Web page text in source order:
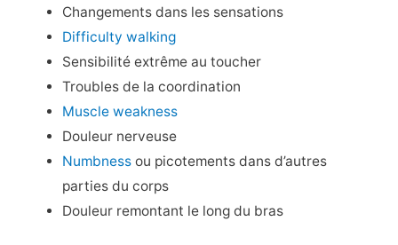
Changements dans les sensations
Difficulty walking
Sensibilité extrême au toucher
Troubles de la coordination
Muscle weakness
Douleur nerveuse
Numbness ou picotements dans d’autres
parties du corps
Douleur remontant le long du bras